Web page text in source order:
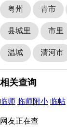
粤州 青市
县城里 市里
温城 清河市
相关查询
临师 临师附小 临帖
网友正在查